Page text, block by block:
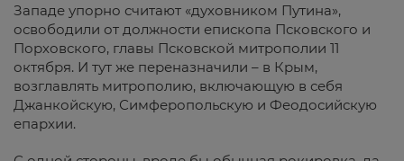
Западе упорно считают «духовником Путина»,
освободили от должности епископа Псковского и
Порховского, главы Псковской митрополии 11
октября. И тут же переназначили – в Крым,
возглавлять митрополию, включающую в себя
Джанкойскую, Симферопольскую и Феодосийскую
епархии.